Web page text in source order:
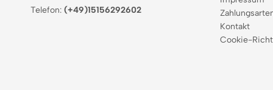
Telefon: (+49)15156292602
Kontakt
Cookie-